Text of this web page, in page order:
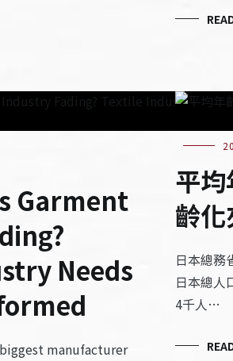
Garment
Needs
manufacturer
平
齡
日本總務
日本總人
4千人…